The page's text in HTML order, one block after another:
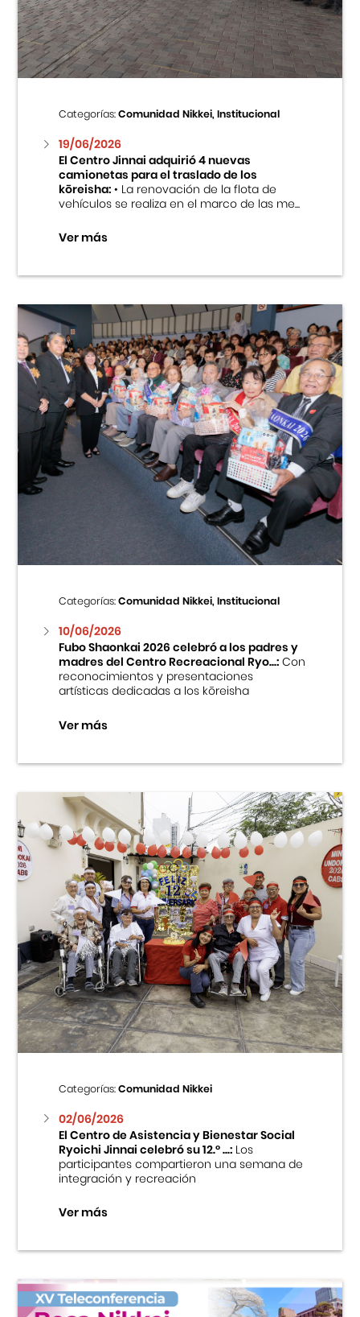
Centro Cultural Peruano Japonés
Cursos
Museo de la Inmigración Japonesa
Fondo Editorial
Teatro Peruano Japonés
Categorías:Comunidad Nikkei, Institucional
19/06/2026
El Centro Jinnai adquirió 4 nuevas
camionetas para el traslado de los
kōreisha:• La renovación de la flota de
vehículos se realiza en el marco de las me...
Ver más
Categorías:Comunidad Nikkei, Institucional
10/06/2026
Fubo Shaonkai 2026 celebró a los padres y
madres del Centro Recreacional Ryo...:Con
reconocimientos y presentaciones
artísticas dedicadas a los kōreisha
Ver más
Categorías:Comunidad Nikkei
02/06/2026
El Centro de Asistencia y Bienestar Social
Ryoichi Jinnai celebró su 12.° ...:Los
participantes compartieron una semana de
integración y recreación
Ver más